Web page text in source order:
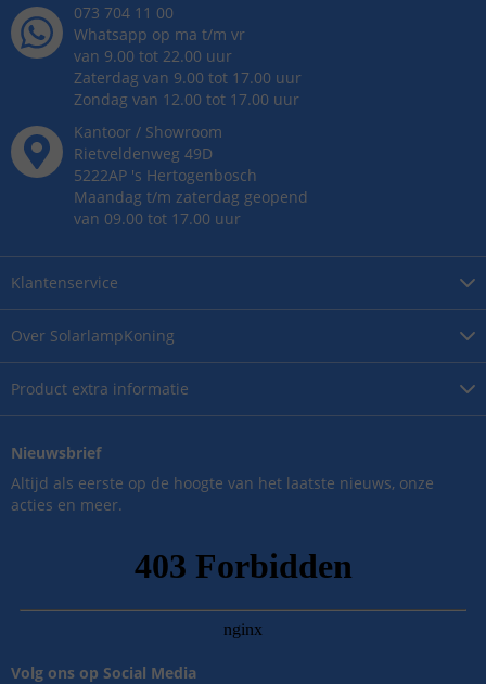
Over SolarlampKoning
Product extra informatie
Klantenservice
073 704 11 00
Whatsapp op ma t/m vr
van 9.00 tot 22.00 uur
Zaterdag van 9.00 tot 17.00 uur
Zondag van 12.00 tot 17.00 uur
Kantoor / Showroom
Rietveldenweg 49D
5222AP 's Hertogenbosch
Maandag t/m zaterdag geopend
van 09.00 tot 17.00 uur
Nieuwsbrief
Altijd als eerste op de hoogte van het laatste nieuws, onze
acties en meer.
Volg ons op Social Media